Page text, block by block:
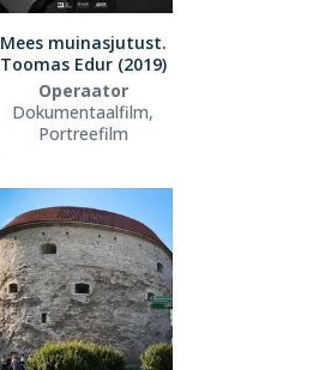
Mees muinasjutust.
Toomas Edur (2019)
Operaator
Dokumentaalfilm,
Portreefilm